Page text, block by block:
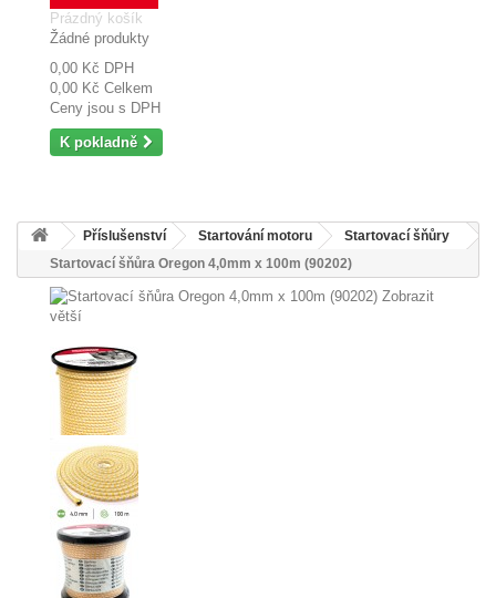
Prázdný košík
Žádné produkty
0,00 Kč DPH
0,00 Kč Celkem
Ceny jsou s DPH
K pokladně
Příslušenství Startování motoru
Startovací šňůry
Startovací šňůra Oregon 4,0mm x 100m (90202)
Zobrazit
větší